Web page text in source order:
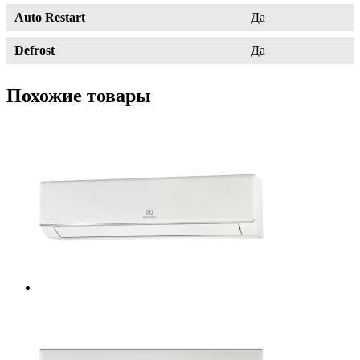
Auto Restart Да
Defrost Да
Похожие товары